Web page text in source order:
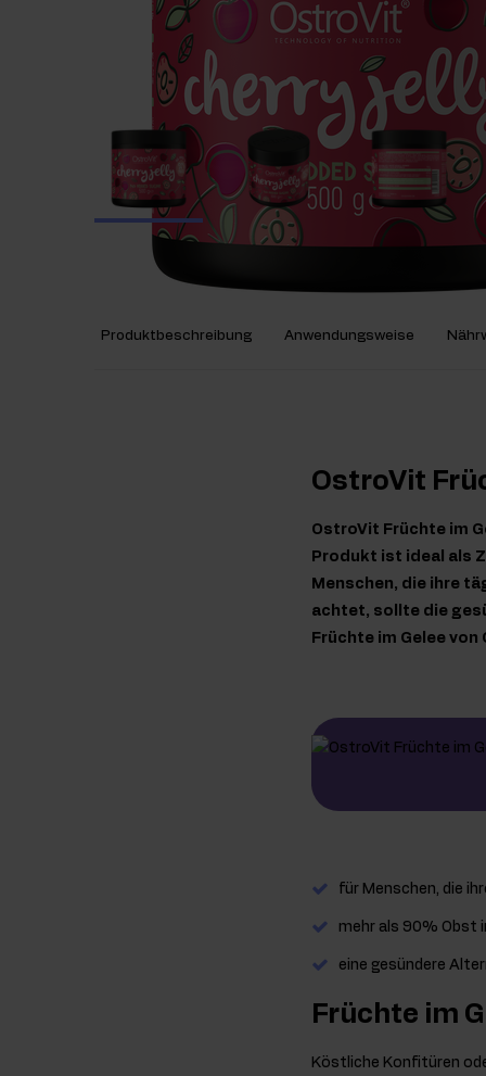
Produktbeschreibung Anwendungsweise
OstroVit
OstroVit Früchte im
Produkt ist ideal als
Menschen, die ihre
achtet, sollte die
Früchte im Gelee
für Menschen, die
mehr als 90% Obst
eine gesündere
Früchte im
Köstliche Konfitüren